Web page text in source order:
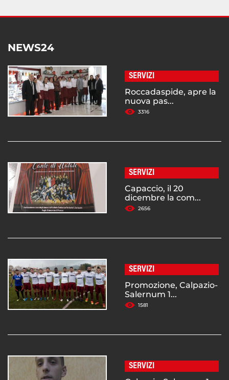
NEWS24
SERVIZI
Roccadaspide, apre la
nuova pas...
3316
SERVIZI
Capaccio, il 20
dicembre la com...
2656
SERVIZI
Promozione, Calpazio-
Salernum 1...
1581
SERVIZI